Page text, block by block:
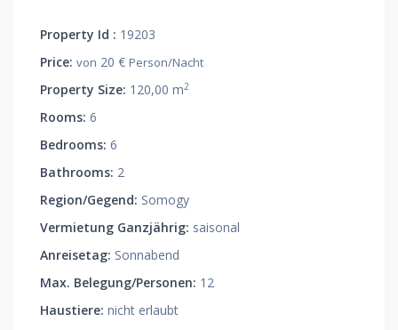
Property Id : 19203
Price: von 20 € Person/Nacht
Property Size: 120,00 m2
Rooms: 6
Bedrooms: 6
Bathrooms: 2
Region/Gegend: Somogy
Vermietung Ganzjährig: saisonal
Anreisetag: Sonnabend
Max. Belegung/Personen: 12
Haustiere: nicht erlaubt